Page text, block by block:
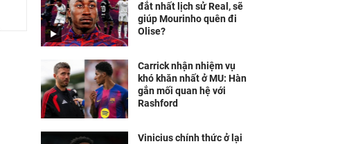
đắt nhất lịch sử Real, sẽ
giúp Mourinho quên đi
Olise?
Carrick nhận nhiệm vụ
khó khăn nhất ở MU: Hàn
gắn mối quan hệ với
Rashford
Vinicius chính thức ở lại